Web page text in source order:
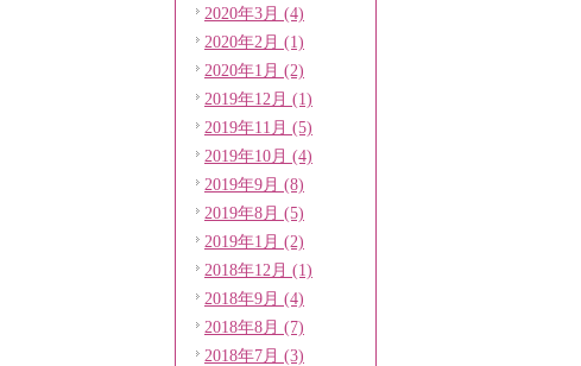
2020年3月 (4)
2020年2月 (1)
2020年1月 (2)
2019年12月 (1)
2019年11月 (5)
2019年10月 (4)
2019年9月 (8)
2019年8月 (5)
2019年1月 (2)
2018年12月 (1)
2018年9月 (4)
2018年8月 (7)
2018年7月 (3)